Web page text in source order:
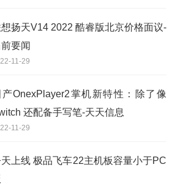
扬天V14 2022 酷睿版北京价格面议-
要闻
11-29
产OnexPlayer2掌机新特性：除了像
还配备手写笔-天天信息
11-29
上线 极品飞车22主机板容量小于PC